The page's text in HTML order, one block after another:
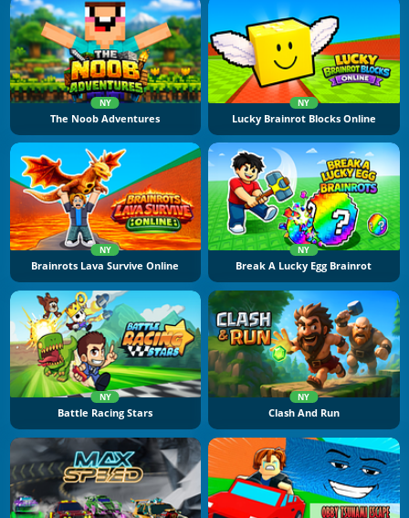
NY
The Noob Adventures
NY
Lucky Brainrot Blocks Online
NY
Brainrots Lava Survive Online
NY
Break A Lucky Egg Brainrot
NY
Battle Racing Stars
NY
Clash And Run